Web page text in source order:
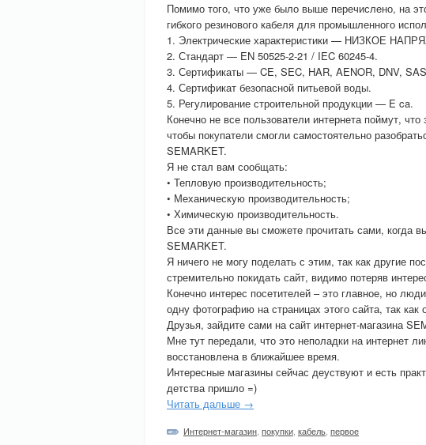
Помимо того, что уже было выше перечислено, на
гибкого резинового кабеля для промышленного
1. Электрические характеристики — НИЗКОЕ
2. Стандарт — EN 50525-2-21 / IEC 60245-4.
3. Сертификаты — CE, SEC, HAR, AENOR, DNV,
4. Сертификат безопасной питьевой воды.
5. Регулирование строительной продукции — E ca.
Конечно не все пользователи интернета поймут,
чтобы покупатели смогли самостоятельно
SEMARKET.
Я не стал вам сообщать:
• Тепловую производительность;
• Механическую производительность;
• Химическую производительность.
Все эти данные вы сможете прочитать сами, когда
SEMARKET.
Я ничего не могу поделать с этим, так как другие
стремительно покидать сайт, видимо потеряв
Конечно интерес посетителей – это главное, но
одну фотографию на страницах этого сайта, так как
Друзья, зайдите сами на сайт интернет-магазина
Мне тут передали, что это неполадки на интернет
восстановлена в ближайшее время.
Интересные магазины сейчас деуствуют и есть
детства пришло =)
Читать дальше →
Интернет-магазин покупки кабель первое